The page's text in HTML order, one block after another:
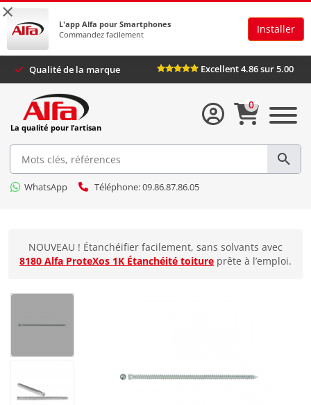
×
L'app Alfa pour Smartphones
Commandez facilement
Installer
Qualité de la marque Excellent 4.86 sur 5.00
La qualité pour l’artisan
WhatsApp Téléphone: 09.86.87.86.05
0
NOUVEAU ! Étanchéifier facilement, sans solvants avec
8180 Alfa ProteXos 1K Étanchéité toiture prête à l’emploi.